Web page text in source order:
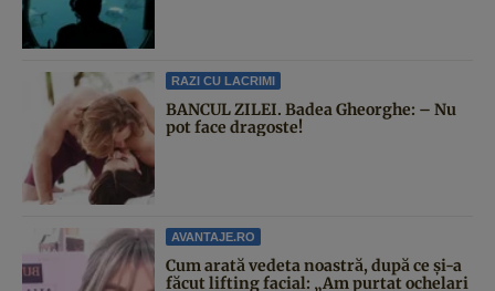
RAZI CU LACRIMI
BANCUL ZILEI. Badea Gheorghe: – Nu
pot face dragoste!
AVANTAJE.RO
Cum arată vedeta noastră, după ce și-a
făcut lifting facial: „Am purtat ochelari